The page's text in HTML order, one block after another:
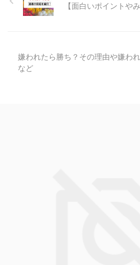
【面白いポイントや
嫌われたら勝ち？その理由や嫌わ
など